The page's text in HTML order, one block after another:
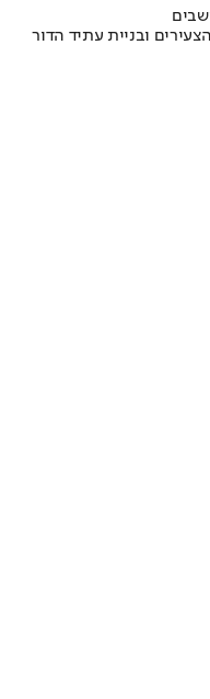
ובניית עתיד הדור